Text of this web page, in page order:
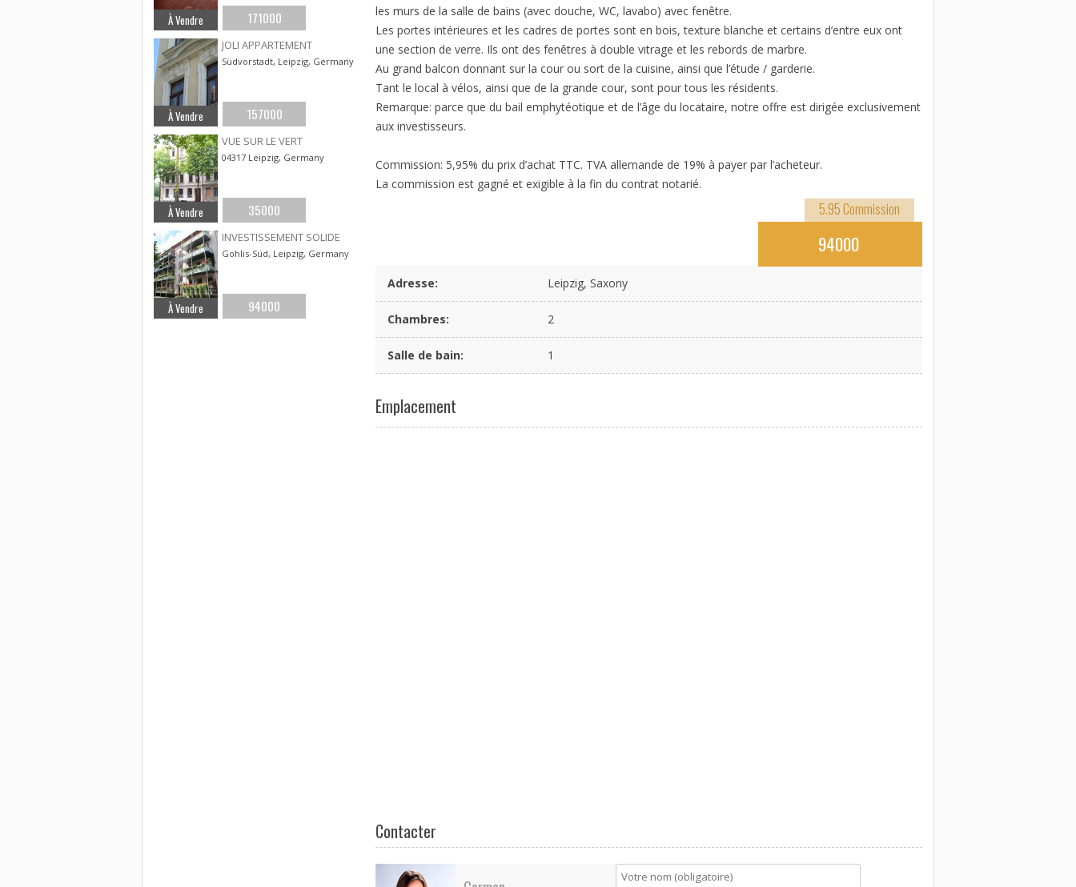
les murs de la salle de bains (avec douche, WC, lavabo) avec fenêtre.
Les portes intérieures et les cadres de portes sont en bois, texture blanche et certains d’entre eux ont
une section de verre. Ils ont des fenêtres à double vitrage et les rebords de marbre.
Au grand balcon donnant sur la cour ou sort de la cuisine, ainsi que l’étude / garderie.
Tant le local à vélos, ainsi que de la grande cour, sont pour tous les résidents.
Remarque: parce que du bail emphytéotique et de l’âge du locataire, notre offre est dirigée exclusivement
aux investisseurs.
Commission: 5,95% du prix d’achat TTC. TVA allemande de 19% à payer par l’acheteur.
La commission est gagné et exigible à la fin du contrat notarié.
Adresse: Leipzig, Saxony
94000
Chambres: 2
Salle de bain: 1
5.95 Commission
Emplacement
Contacter
À Vendre 171000
JOLI APPARTEMENT
Südvorstadt, Leipzig, Germany
À Vendre 157000
VUE SUR LE VERT
04317 Leipzig, Germany
À Vendre 35000
INVESTISSEMENT SOLIDE
Gohlis-Süd, Leipzig, Germany
À Vendre 94000